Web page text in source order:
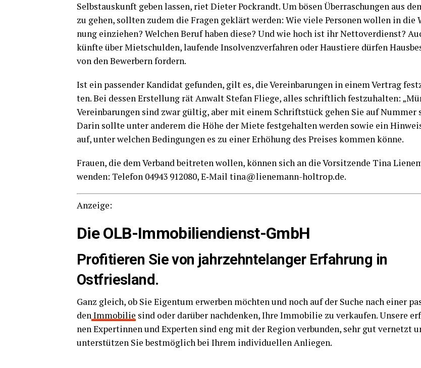
Selbst­aus­kunft geben las­sen, riet Die­ter Pock­randt. Um bösen Über­ra­schun­gen aus
zu gehen, soll­ten zudem die Fra­gen geklärt wer­den: Wie vie­le Per­so­nen wol­len in die
nung ein­zie­hen? Wel­chen Beruf haben die­se? Und wie hoch ist ihr Net­to­ver­dienst?
künf­te über Miet­schul­den, lau­fen­de Insol­venz­ver­fah­ren oder Haus­tie­re dür­fen
von den Bewer­bern fordern.
Ist ein pas­sen­der Kan­di­dat gefun­den, gilt es, die Ver­ein­ba­run­gen in einem Ver­trag
ten. Bei des­sen Erstel­lung rät Anwalt Ste­fan Flie­ge, alles schrift­lich fest­zu­hal­ten:
Ver­ein­ba­run­gen sind zwar gül­tig, aber mit einem Schrift­stück gehen Sie auf Num­mer
Dar­in soll­te unter ande­rem die Höhe der Mie­te fest­ge­hal­ten wer­den sowie ein
auf, unter wel­chen Bedin­gun­gen es zu einer Erhö­hung des Prei­ses kom­men könne.
Frau­en, die dem Ver­band bei­tre­ten wol­len, kön­nen sich an die Vor­sit­zen­de Tina
wen­den: Tele­fon 04943 912080, E‑Mail tina@lienemann-holtrop.de.
Anzei­ge:
DieOLB-Immo­bi­li­en­dienst-GmbH
Pro­fi­tie­ren Sie von jahr­zehn­te­lan­ger Erfah­rung in
Ostfriesland.
Ganz gleich, ob Sie Eigen­tum erwer­ben möch­ten und noch auf der Suche nach einer
denImmo­bi­lie sind oder dar­über nach­den­ken, Ihre Immo­bi­lie zu ver­kau­fen. Unse­re
nen Exper­tin­nen und Exper­ten sind eng mit der Regi­on ver­bun­den, sehr gut ver­netzt
unter­stüt­zen Sie best­mög­lich bei Ihrem indi­vi­du­el­len Anliegen.